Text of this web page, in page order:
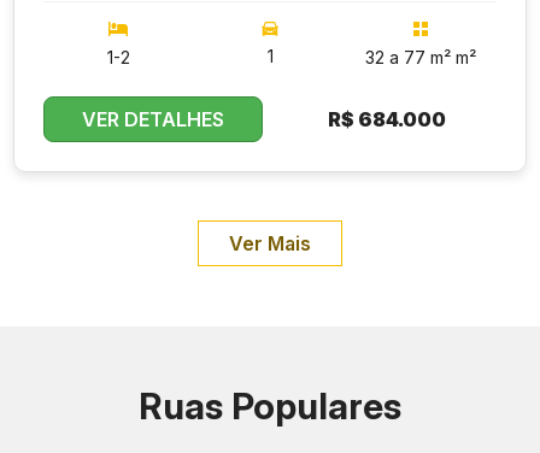
1-2 1 32 a 77 m² m²
VER DETALHES R$ 684.000
Ver Mais
Ruas Populares